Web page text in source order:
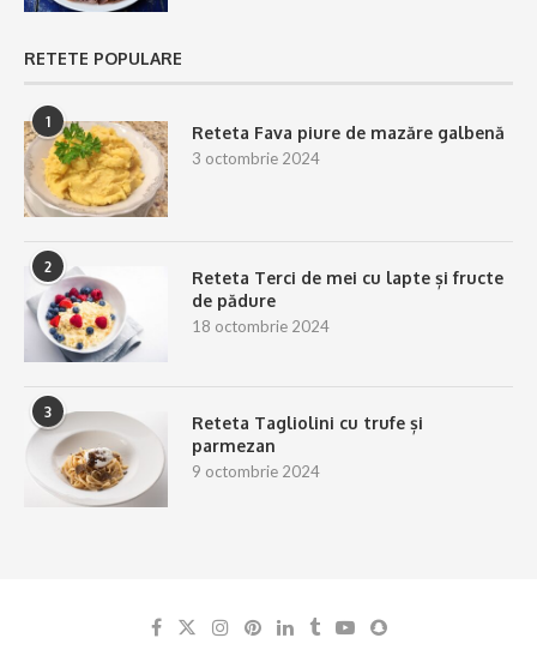
RETETE POPULARE
1
Reteta Fava piure de mazăre galbenă
3 octombrie 2024
2
Reteta Terci de mei cu lapte și fructe
de pădure
18 octombrie 2024
3
Reteta Tagliolini cu trufe și
parmezan
9 octombrie 2024